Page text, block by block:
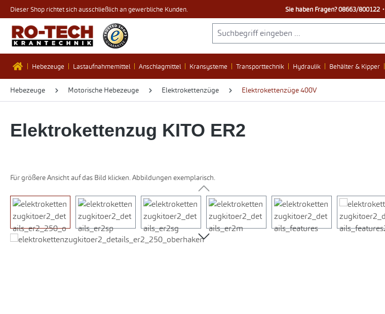
Hauptinhalt springen
Zur Suche springen
Zur Hauptnavigation springen
Dieser Shop richtet sich ausschließlich an gewerbliche Kunden. Sie haben Fragen?08663/800122・
Hebezeuge Lastaufnahmemittel Anschlagmittel Kransysteme Transporttechnik Hydraulik Behälter & Kipper
Hebezeuge Motorische Hebezeuge Elektrokettenzüge Elektrokettenzüge 400V
Elektrokettenzug KITO ER2
Für größere Ansicht auf das Bild klicken. Abbildungen exemplarisch.